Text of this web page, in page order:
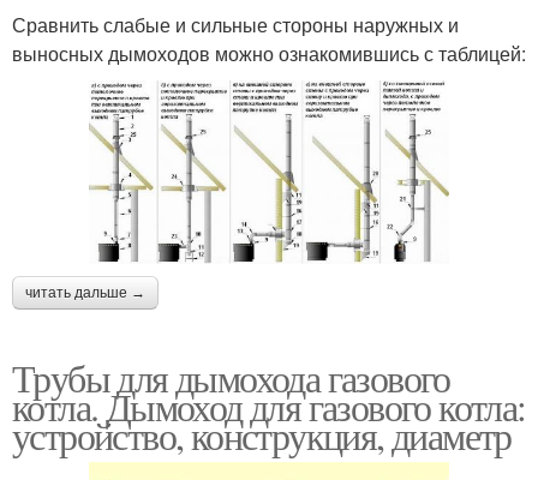
Сравнить слабые и сильные стороны наружных и
выносных дымоходов можно ознакомившись с таблицей:
читать дальше →
Трубы для дымохода газового
котла. Дымоход для газового котла:
устройство, конструкция, диаметр